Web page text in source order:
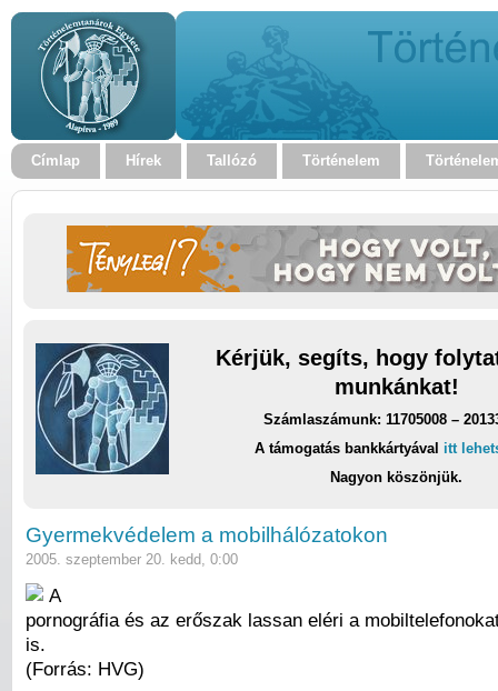
Címlap Hírek Tallózó Történelem
Kérjük, segíts, hogy
munkánkat!
Számlaszámunk: 11705008 –
A támogatás bankkártyával itt
Nagyon köszönjük.
Gyermekvédelem a mobilhálózatokon
2005. szeptember 20. kedd, 0:00
A
pornográfia és az erőszak lassan eléri a
is.
(Forrás: HVG)